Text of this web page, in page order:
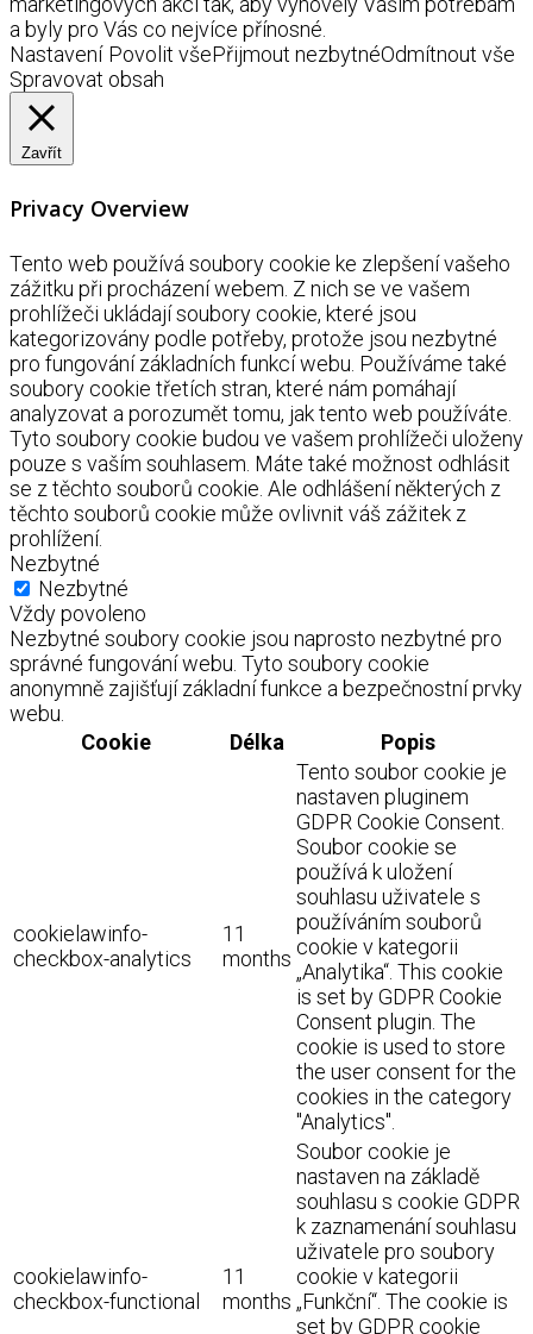
a byly pro Vás co nejvíce přínosné.
Nastavení Povolit všePřijmout nezbytnéOdmítnout vše
Spravovat obsah
Zavřít
Privacy Overview
Tento web používá soubory cookie ke zlepšení vašeho
zážitku při procházení webem. Z nich se ve vašem
prohlížeči ukládají soubory cookie, které jsou
kategorizovány podle potřeby, protože jsou nezbytné
pro fungování základních funkcí webu. Používáme také
soubory cookie třetích stran, které nám pomáhají
analyzovat a porozumět tomu, jak tento web používáte.
Tyto soubory cookie budou ve vašem prohlížeči uloženy
pouze s vaším souhlasem. Máte také možnost odhlásit
se z těchto souborů cookie. Ale odhlášení některých z
těchto souborů cookie může ovlivnit váš zážitek z
prohlížení.
Nezbytné
Nezbytné
Vždy povoleno
Nezbytné soubory cookie jsou naprosto nezbytné pro
správné fungování webu. Tyto soubory cookie
anonymně zajišťují základní funkce a bezpečnostní prvky
webu.
Cookie
Délka Popis
cookielawinfo-
checkbox-analytics
11
months
Tento soubor cookie je
nastaven pluginem
GDPR Cookie Consent.
Soubor cookie se
používá k uložení
souhlasu uživatele s
používáním souborů
cookie v kategorii
„Analytika“. This cookie
is set by GDPR Cookie
Consent plugin. The
cookie is used to store
the user consent for the
cookies in the category
"Analytics".
cookielawinfo-
checkbox-functional
11
months
Soubor cookie je
nastaven na základě
souhlasu s cookie GDPR
k zaznamenání souhlasu
uživatele pro soubory
cookie v kategorii
„Funkční“. The cookie is
set by GDPR cookie